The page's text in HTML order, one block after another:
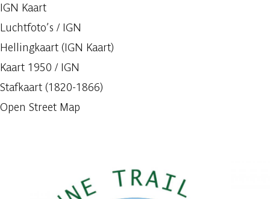
IGN Kaart
Luchtfoto’s / IGN
Hellingkaart (IGN Kaart)
Kaart 1950 / IGN
Stafkaart (1820-1866)
Open Street Map